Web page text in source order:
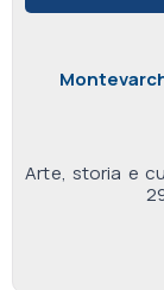
Arte, storia e